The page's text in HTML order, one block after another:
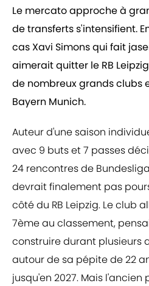
Le mercato approche à
de transferts s'intensifient.
cas Xavi Simons qui fait
aimerait quitter le RB
de nombreux grands clubs
Bayern Munich.
Auteur d'une saison
avec 9 buts et 7 passes
24 rencontres de
devrait finalement pas
côté du RB Leipzig. Le club
7ème au classement,
construire durant plusieurs
autour de sa pépite de 22
jusqu'en 2027. Mais